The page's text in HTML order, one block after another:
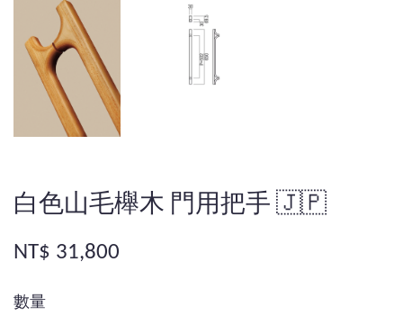
白色山毛櫸木 門用把手 🇯🇵
NT$ 31,800
數量